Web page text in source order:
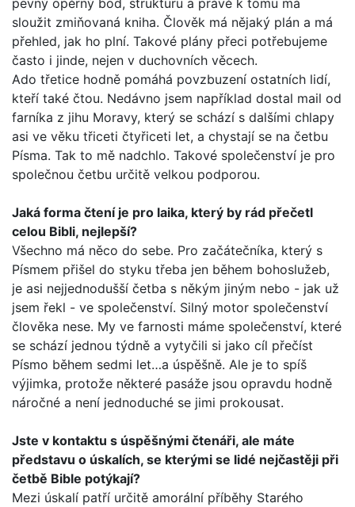
pevný opěrný bod, strukturu a právě k tomu má
sloužit zmiňovaná kniha. Člověk má nějaký plán a má
přehled, jak ho plní. Tako­vé plány přeci potřebujeme
často i jinde, nejen v duchovních věcech.
Ado třetice hodně pomáhá povzbuzení ostatních lidí,
kte­ří také čtou. Nedávno jsem například dostal mail od
farníka z jihu Moravy, který se schází s dalšími chlapy
asi ve věku tři­ceti čtyřiceti let, a chystají se na četbu
Písma. Tak to mě nad­chlo. Takové společenství je pro
společnou četbu určitě velkou podporou.
Jaká forma čtení je pro laika, který by rád přečetl
celou Bib­li, nejlepší?
Všechno má něco do sebe. Pro začátečníka, který s
Písmem přišel do styku třeba jen během bohoslužeb,
je asi nejjedno­dušší četba s někým jiným nebo - jak už
jsem řekl - ve spole­čenství. Silný motor společenství
člověka nese. My ve farnosti máme společenství, které
se schází jednou týdně a vytyčili si jako cíl přečíst
Písmo během sedmi let…a úspěšně. Ale je to spíš
výjimka, protože některé pasáže jsou opravdu hodně
náročné a není jednoduché se jimi prokousat.
Jste v kontaktu s úspěšnými čtenáři, ale máte
představu o úskalích, se kterými se lidé nejčastěji při
četbě Bible potý­kají?
Mezi úskalí patří určitě amorální příběhy Starého